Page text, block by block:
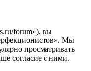
forum»), вы
Мы
просматривать
согласие с ними.